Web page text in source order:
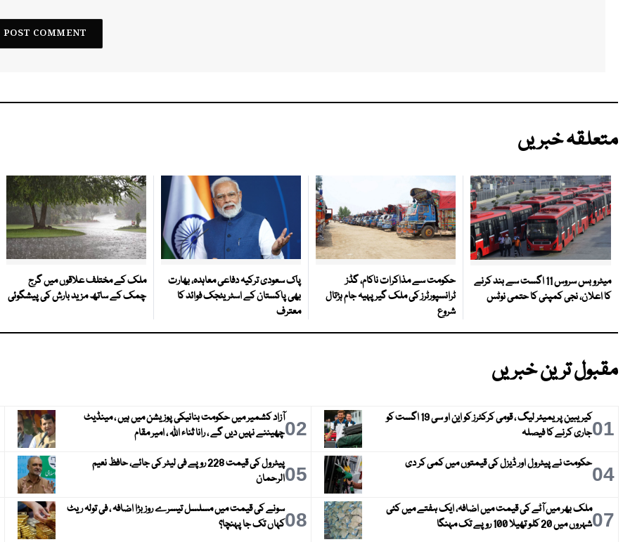
متعلقہ خبریں
میٹرو بس سروس 11 اگست سے بند کرنے
کا اعلان، نجی کمپنی کا حتمی نوٹس
حکومت سے مذاکرات ناکام، گڈز
ٹرانسپورٹرز کی ملک گیر پہیہ جام ہڑتال
شروع
پاک سعودی ترکیہ دفاعی معاہدہ، بھارت
بھی پاکستان کے اسٹریٹجک فوائد کا
معترف
ملک کے مختلف علاقوں میں گرج
چمک کے ساتھ مزید بارش کی پیشگوئی
مقبول ترین خبریں
01
کیریبین پریمیئر لیگ ، قومی کرکٹرز کو این او سی 19 اگست کو
جاری کرنے کا فیصلہ
02آزاد کشمیر میں حکومت بنانیکی پوزیشن میں ہیں ، مینڈیٹ
چھیننے نہیں دیں گے ، رانا ثناء اللہ ، امیر مقام
04حکومت نے پیٹرول اور ڈیزل کی قیمتوں میں کمی کر دی 05
پیٹرول کی قیمت 228 روپے فی لیٹر کی جائے، حافظ نعیم
الرحمان
07ملک بھر میں آٹے کی قیمت میں اضافہ، ایک ہفتے میں کئی
شہروں میں 20 کلو تھیلا 100 روپے تک مہنگا
08سونے کی قیمت میں مسلسل تیسرے روز بڑا اضافہ ، فی تولہ ریٹ
کہاں تک جا پہنچا؟